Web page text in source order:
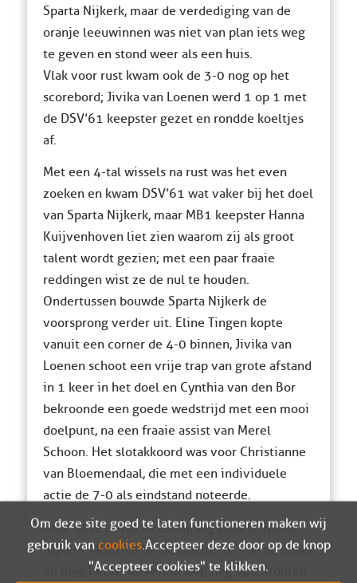
Sparta Nijkerk, maar de verdediging van de
oranje leeuwinnen was niet van plan iets weg
te geven en stond weer als een huis.
Vlak voor rust kwam ook de 3-0 nog op het
scorebord; Jivika van Loenen werd 1 op 1 met
de DSV’61 keepster gezet en rondde koeltjes
af.
Met een 4-tal wissels na rust was het even
zoeken en kwam DSV’61 wat vaker bij het doel
van Sparta Nijkerk, maar MB1 keepster Hanna
Kuijvenhoven liet zien waarom zij als groot
talent wordt gezien; met een paar fraaie
reddingen wist ze de nul te houden.
Ondertussen bouwde Sparta Nijkerk de
voorsprong verder uit. Eline Tingen kopte
vanuit een corner de 4-0 binnen, Jivika van
Loenen schoot een vrije trap van grote afstand
in 1 keer in het doel en Cynthia van den Bor
bekroonde een goede wedstrijd met een mooi
doelpunt, na een fraaie assist van Merel
Schoon. Het slotakkoord was voor Christianne
van Bloemendaal, die met een individuele
actie de 7-0 als eindstand noteerde.
Door deze ruime overwinning plaatst Sparta
Nijkerk VR1 zich bij de laatste 16 van de beker
en mag het na de winterstop nog op 2 fronten
Om deze site goed te laten functioneren maken wij
gebruik van cookies. Accepteer deze door op de knop
"Accepteer cookies" te klikken.